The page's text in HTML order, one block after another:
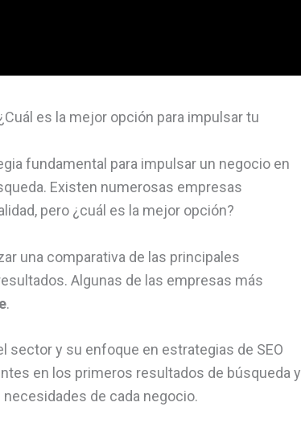
es la mejor opción para impulsar tu
fundamental para impulsar un negocio en
Existen numerosas empresas
pero ¿cuál es la mejor opción?
una comparativa de las principales
Algunas de las empresas más
.
sector y su enfoque en estrategias de SEO
en los primeros resultados de búsqueda y
de cada negocio.